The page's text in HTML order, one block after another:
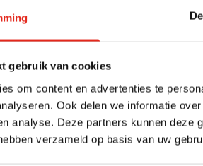
gebruik van cookies
om content en advertenties te
Ook delen we informatie
analyse. Deze partners kunnen deze
verzameld op basis van uw